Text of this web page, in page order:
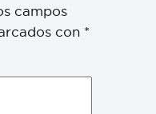
campos
con *